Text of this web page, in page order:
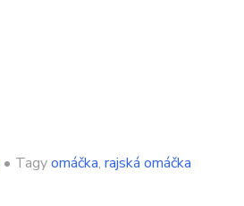
• Tagyomáčka, rajská omáčka